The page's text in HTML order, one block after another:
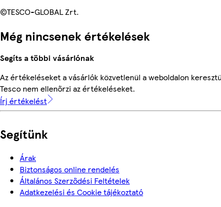
©TESCO-GLOBAL Zrt.
Még nincsenek értékelések
Segíts a többi vásárlónak
Az értékeléseket a vásárlók közvetlenül a weboldalon
Tesco nem ellenőrzi az értékeléseket.
Írj értékelést
Segítünk
Árak
Biztonságos online rendelés
Általános Szerződési Feltételek
Adatkezelési és Cookie tájékoztató